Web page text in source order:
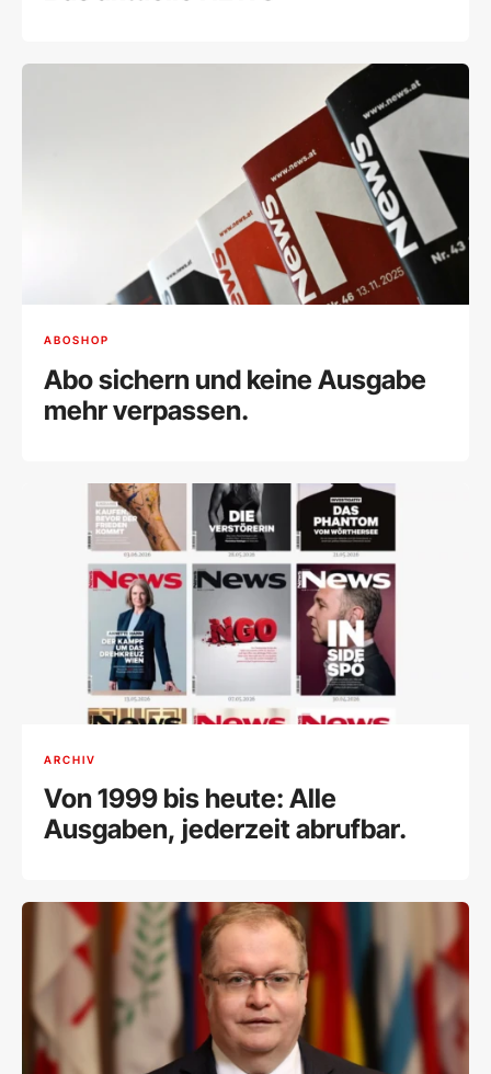
ABOSHOP
Abo sichern und keine Ausgabe
mehr verpassen.
ARCHIV
Von 1999 bis heute: Alle
Ausgaben, jederzeit abrufbar.